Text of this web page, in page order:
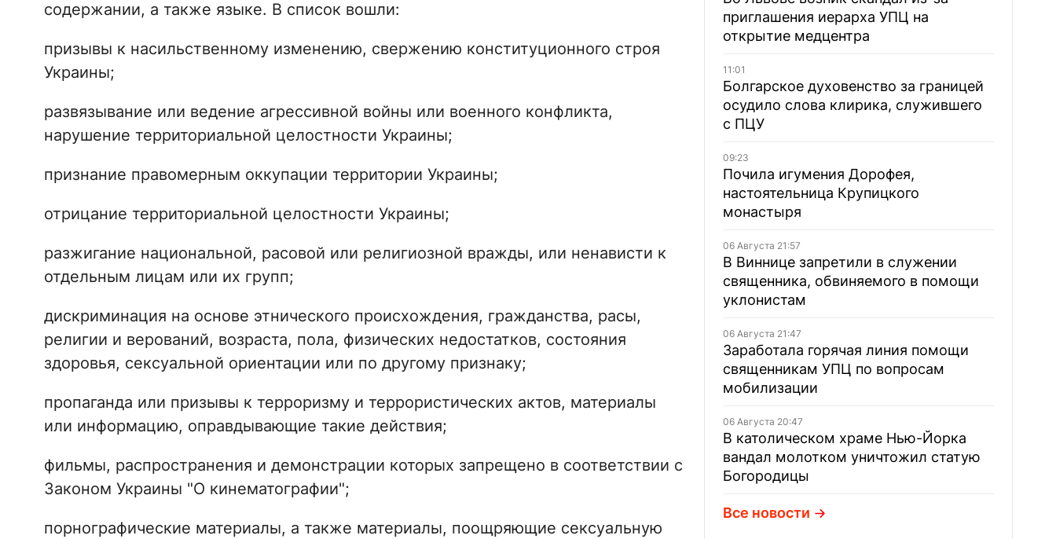
содержании, а также языке. В список вошли:
призывы к насильственному изменению, свержению конституционного строя
Украины;
развязывание или ведение агрессивной войны или военного конфликта,
нарушение территориальной целостности Украины;
признание правомерным оккупации территории Украины;
отрицание территориальной целостности Украины;
разжигание национальной, расовой или религиозной вражды, или ненависти к
отдельным лицам или их групп;
дискриминация на основе этнического происхождения, гражданства, расы,
религии и верований, возраста, пола, физических недостатков, состояния
здоровья, сексуальной ориентации или по другому признаку;
пропаганда или призывы к терроризму и террористических актов, материалы
или информацию, оправдывающие такие действия;
фильмы, распространения и демонстрации которых запрещено в соответствии с
Законом Украины "О кинематографии";
порнографические материалы, а также материалы, поощряющие сексуальную
приглашения иерарха УПЦ на
открытие медцентра
11:01
Болгарское духовенство за границей
осудило слова клирика, служившего
с ПЦУ
09:23
Почила игумения Дорофея,
настоятельница Крупицкого
монастыря
06 Августа 21:57
В Виннице запретили в служении
священника, обвиняемого в помощи
уклонистам
06 Августа 21:47
Заработала горячая линия помощи
священникам УПЦ по вопросам
мобилизации
06 Августа 20:47
В католическом храме Нью-Йорка
вандал молотком уничтожил статую
Богородицы
Все новости